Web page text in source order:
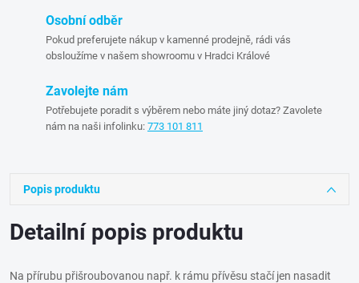
Osobní odběr
Pokud preferujete nákup v kamenné prodejně, rádi vás
obsloužíme v našem showroomu v Hradci Králové
Zavolejte nám
Potřebujete poradit s výběrem nebo máte jiný dotaz? Zavolete
nám na naši infolinku: 773 101 811
Popis produktu
Detailní popis produktu
Na přírubu přišroubovanou např. k rámu přívěsu stačí jen nasadit